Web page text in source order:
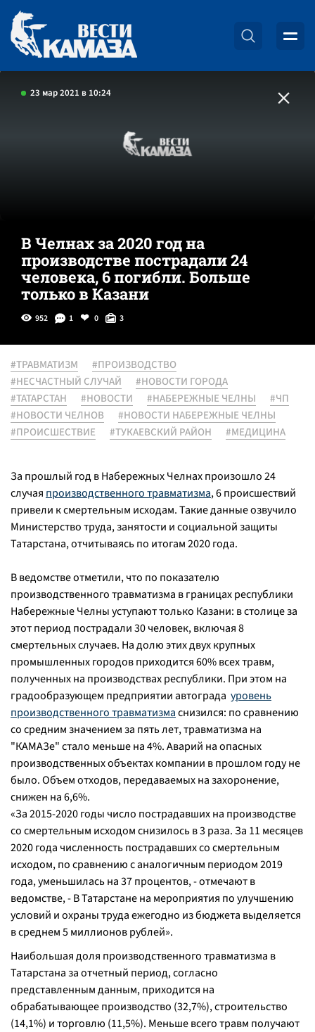
23 мар 2021 в 10:24
В Челнах за 2020 год на
производстве пострадали 24
человека, 6 погибли. Больше
только в Казани
952 1 0 3
#ТРАВМАТИЗМ
#ПРОИЗВОДСТВО
#НЕСЧАСТНЫЙ СЛУЧАЙ
#НОВОСТИ ГОРОДА
#ТАТАРСТАН
#НОВОСТИ #НАБЕРЕЖНЫЕ ЧЕЛНЫ
#ЧП
#НОВОСТИ ЧЕЛНОВ
#НОВОСТИ НАБЕРЕЖНЫЕ ЧЕЛНЫ
#ПРОИСШЕСТВИЕ
#ТУКАЕВСКИЙ РАЙОН #МЕДИЦИНА
За прошлый год в Набережных Челнах произошло 24
случая производственного травматизма, 6 происшествий
привели к смертельным исходам. Такие данные озвучило
Министерство труда, занятости и социальной защиты
Татарстана, отчитываясь по итогам 2020 года.
В ведомстве отметили, что по показателю
производственного травматизма в границах республики
Набережные Челны уступают только Казани: в столице за
этот период пострадали 30 человек, включая 8
смертельных случаев. На долю этих двух крупных
промышленных городов приходится 60% всех травм,
полученных на производствах республики. При этом на
градообразующем предприятии автограда уровень
производственного травматизмаснизился: по сравнению
со средним значением за пять лет, травматизма на
"КАМАЗе" стало меньше на 4%. Аварий на опасных
производственных объектах компании в прошлом году не
было. Объем отходов, передаваемых на захоронение,
снижен на 6,6%.
«За 2015-2020 годы число пострадавших на производстве
со смертельным исходом снизилось в 3 раза. За 11 месяцев
2020 года численность пострадавших со смертельным
исходом, по сравнению с аналогичным периодом 2019
года, уменьшилась на 37 процентов, - отмечают в
ведомстве, - В Татарстане на мероприятия по улучшению
условий и охраны труда ежегодно из бюджета выделяется
в среднем 5 миллионов рублей».
Наибольшая доля производственного травматизма в
Татарстана за отчетный период, согласно
представленным данным, приходится на
обрабатывающее производство (32,7%), строительство
(14,1%) и торговлю (11,5%). Меньше всего травм получают